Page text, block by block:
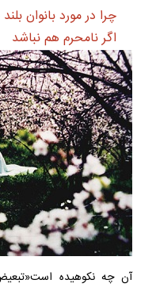
چرا در مورد بانوان
اگر نامحرم هم نباشد
آن چه نكوهيده